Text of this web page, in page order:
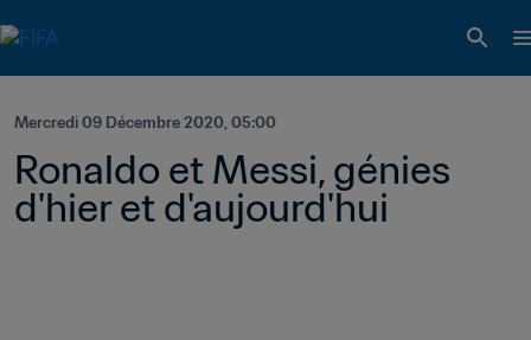
Mercredi 09 Décembre 2020, 05:00
Ronaldo et Messi, génies
d'hier et d'aujourd'hui